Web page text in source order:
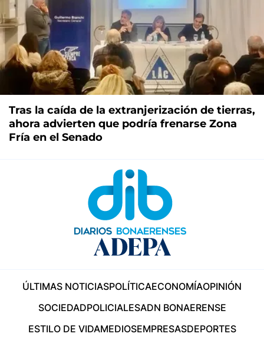
Tras la caída de la extranjerización de tierras,
ahora advierten que podría frenarse Zona
Fría en el Senado
ÚLTIMAS NOTICIASPOLÍTICAECONOMÍAOPINIÓN
SOCIEDADPOLICIALESADN BONAERENSE
ESTILO DE VIDAMEDIOSEMPRESASDEPORTES